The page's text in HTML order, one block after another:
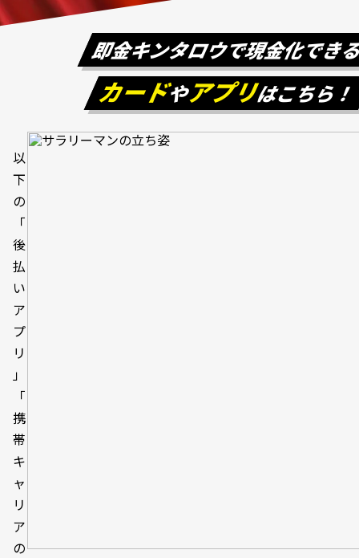
即金キンタロウで現金化でき
カードやアプリはこちら
以
下
の
「
後
払
い
ア
プ
リ
」
「
携
帯
キ
ャ
リ
ア
の